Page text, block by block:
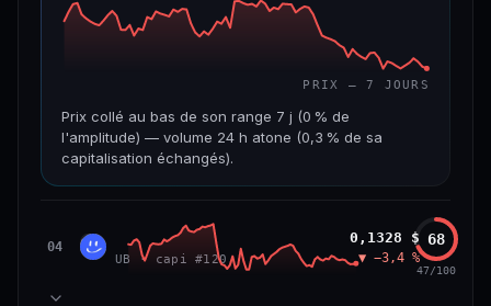
PRIX — 7 JOURS
Prix collé au bas de son range 7 j (0 % de
l'amplitude) — volume 24 h atone (0,3 % de sa
capitalisation échangés).
VAR. 7 J VAR. 30 J
04 UB Unibase
UB · capi #120
0,1328 $
▼ −3,4 %
68
47/100